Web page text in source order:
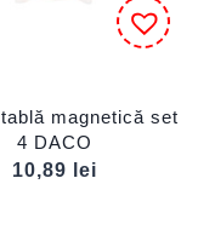
magnetică set
4 DACO
10,89
lei